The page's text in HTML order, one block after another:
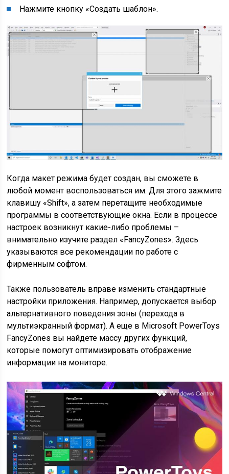
Нажмите кнопку «Создать шаблон».
Когда макет режима будет создан, вы сможете в
любой момент воспользоваться им. Для этого зажмите
клавишу «Shift», а затем перетащите необходимые
программы в соответствующие окна. Если в процессе
настроек возникнут какие-либо проблемы –
внимательно изучите раздел «FancyZones». Здесь
указываются все рекомендации по работе с
фирменным софтом.
Также пользователь вправе изменить стандартные
настройки приложения. Например, допускается выбор
альтернативного поведения зоны (перехода в
мультиэкранный формат). А еще в Microsoft PowerToys
FancyZones вы найдете массу других функций,
которые помогут оптимизировать отображение
информации на мониторе.